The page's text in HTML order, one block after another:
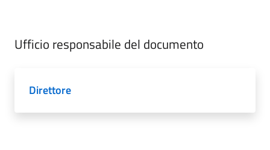
Ufficio responsabile del documento
Direttore